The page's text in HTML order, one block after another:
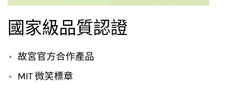
國家級品質認證
故宮官方合作產品
MIT 微笑標章